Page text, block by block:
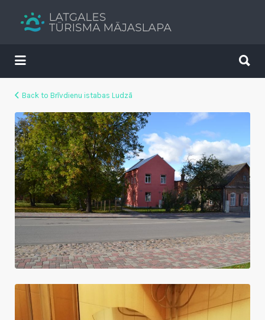
Tavs brīvdienu ceļvedis
Search
for:
for:
Back to Brīvdienu istabas Ludzā